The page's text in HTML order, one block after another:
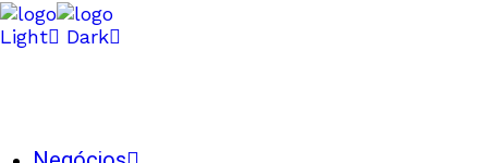
Light Dark